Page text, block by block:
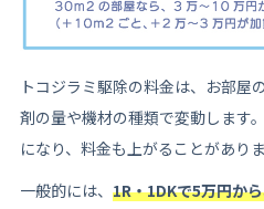
トコジラミ駆除の料金は、お部屋
剤の量や機材の種類で変動します
になり、料金も上がることがありま
一般的には、 1R・1DKで5万円か